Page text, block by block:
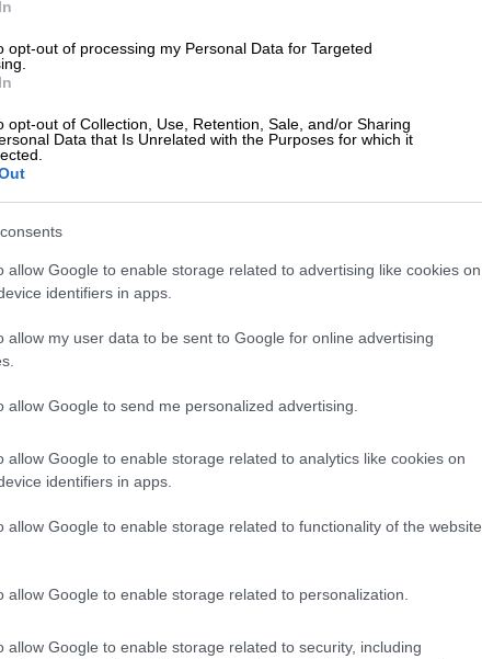
opt-out of processing my Personal Data for Targeted
opt-out of Collection, Use, Retention, Sale, and/or Sharing
Data that Is Unrelated with the Purposes for which it
allow Google to enable storage related to advertising like cookies on
identifiers in apps.
allow my user data to be sent to Google for online advertising
allow Google to send me personalized advertising.
allow Google to enable storage related to analytics like cookies on
identifiers in apps.
allow Google to enable storage related to functionality of the website
allow Google to enable storage related to personalization.
allow Google to enable storage related to security, including
διαδικασία νομικά δεσμευτική και να
ευρωεκλογών σε όλα τα κράτη μέλη της
ξεκινήσει η προεκλογική διαδικασία θα
αν θα συμμετάσχει στις ευρωεκλογές ή
θετικό ρόλο και στην οικονομία
που κατάφερε να βγει από μια πολυετή
από μέρος του προβλήματος έχει γένι